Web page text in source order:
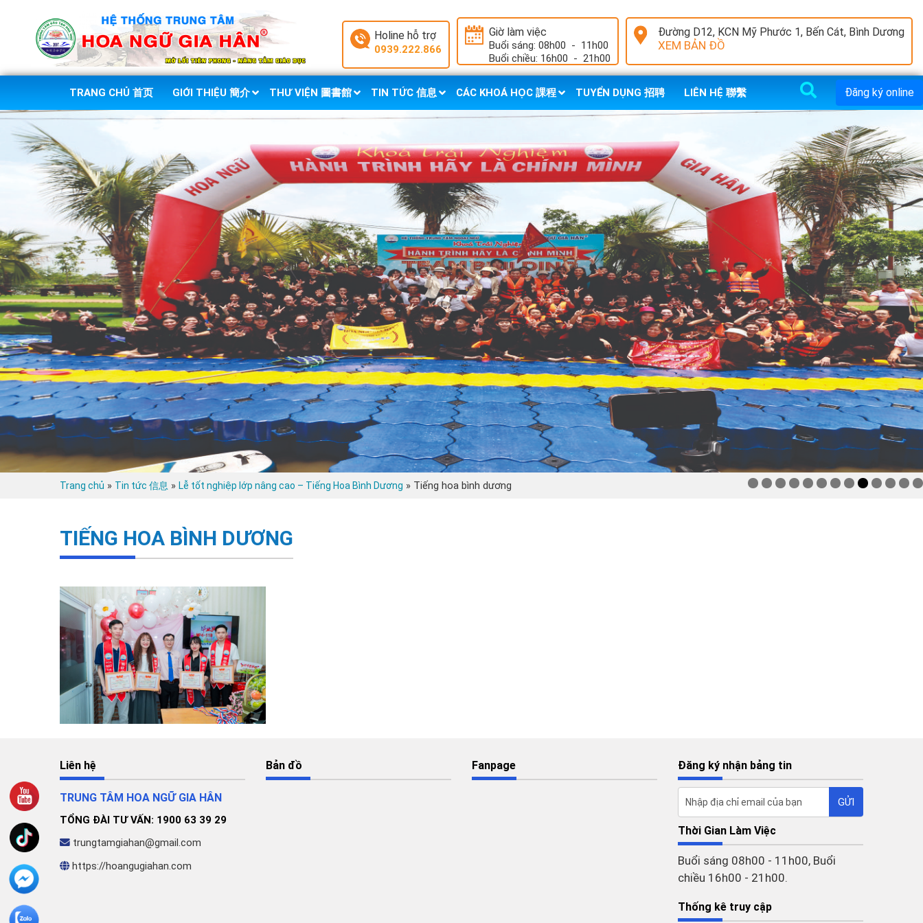
Holine hỗ trợ
0939.222.866
Giờ làm việc
Buổi sáng: 08h00 - 11h00
Buổi chiều: 16h00 - 21h00
Đường D12, KCN Mỹ Phước 1, Bến Cát, Bình Dương
XEM BẢN ĐỒ
TRANG CHỦ 首页 GIỚI THIỆU 簡介 THƯ VIỆN 圖書館 TIN TỨC 信息 CÁC KHOÁ HỌC 課程 TUYỂN DỤNG 招聘 LIÊN HỆ 聯繫
Trang chủ » Tin tức 信息 » Lễ tốt nghiệp lớp nâng cao – Tiếng Hoa Bình Dương » Tiếng hoa bình dương
TIẾNG HOA BÌNH DƯƠNG
Liên hệ
TRUNG TÂM HOA NGỮ GIA HÂN
TỔNG ĐÀI TƯ VẤN: 1900 63 39 29
trungtamgiahan@gmail.com
https://hoangugiahan.com
Bản đồ Fanpage Đăng ký nhận bảng tin
Thời Gian Làm Việc
Buổi sáng 08h00 - 11h00, Buổi
chiều 16h00 - 21h00.
Thống kê truy cập
Đăng ký online